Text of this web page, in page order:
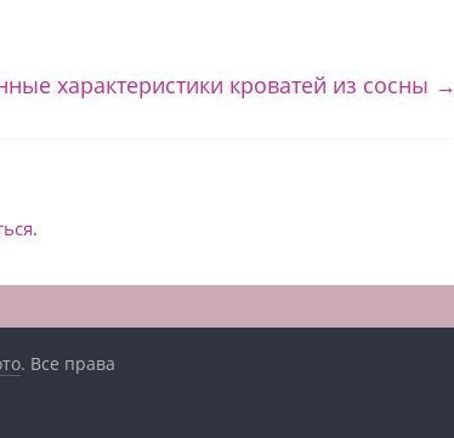
характеристики кроватей из сосны →
.
. Все права